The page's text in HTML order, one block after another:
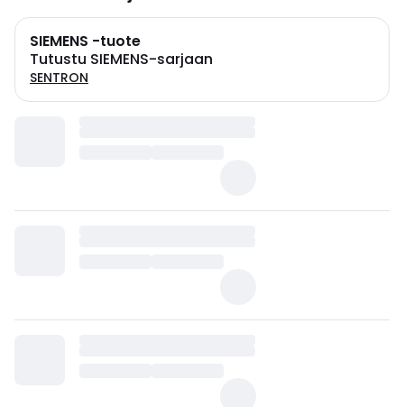
SIEMENS -tuote
Tutustu SIEMENS-sarjaan
SENTRON